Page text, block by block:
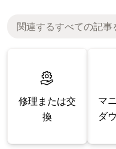
修理または交
換
マ
ダ